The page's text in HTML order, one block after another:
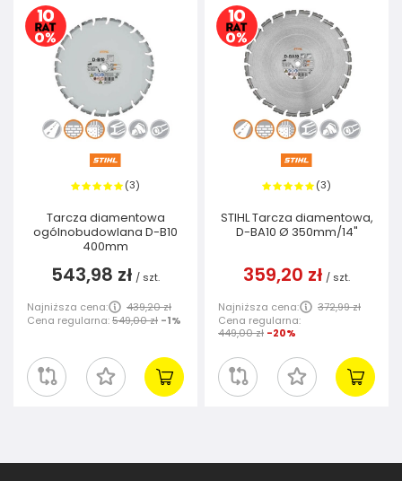
(3)
Tarcza diamentowa
ogólnobudowlana D-B10
400mm
543,98 zł / szt.
Najniższa cena:
439,20 zł
Cena regularna:549,00 zł -1%
(3)
STIHL Tarcza diamentowa,
D-BA10 Ø 350mm/14"
359,20 zł / szt.
Najniższa cena:
372,99 zł
Cena regularna:
449,00 zł -20%